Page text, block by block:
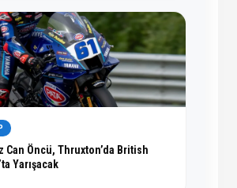
Can Öncü, Thruxton’da British
Yarışacak